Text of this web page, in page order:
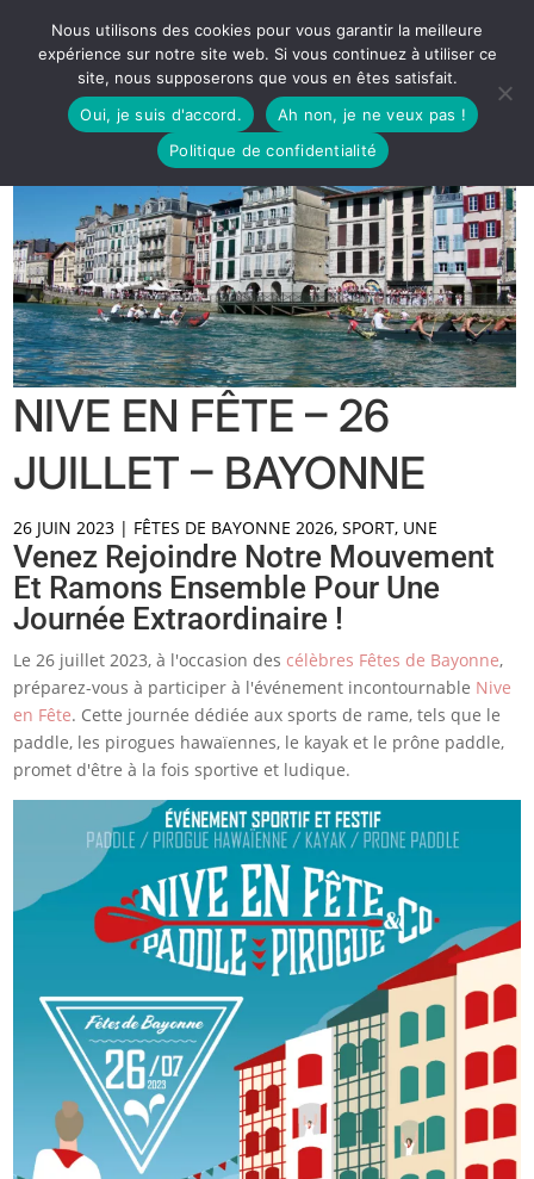
NIVE EN FÊTE – 26
JUILLET – BAYONNE
26 JUIN 2023 | FÊTES DE BAYONNE 2026,SPORT, UNE
Venez Rejoindre Notre Mouvement
Et Ramons Ensemble Pour Une
Journée Extraordinaire !
Le 26 juillet 2023, à l'occasion des célèbres Fêtes de Bayonne,
préparez-vous à participer à l'événement incontournable Nive
en Fête. Cette journée dédiée aux sports de rame, tels que le
paddle, les pirogues hawaïennes, le kayak et le prône paddle,
promet d'être à la fois sportive et ludique.
Nous utilisons des cookies pour vous garantir la meilleure
expérience sur notre site web. Si vous continuez à utiliser ce
site, nous supposerons que vous en êtes satisfait.
Oui, je suis d'accord.
Ah non, je ne veux pas !
Politique de confidentialité